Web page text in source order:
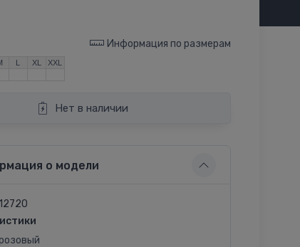
Информация по размерам
L XL XXL
Нет в наличии
о модели
12720